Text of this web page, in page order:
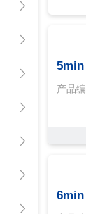
5min
产品编